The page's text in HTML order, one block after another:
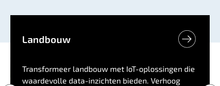
Landbouw
Transformeer landbouw met IoT-oplossingen die
waardevolle data-inzichten bieden. Verhoog